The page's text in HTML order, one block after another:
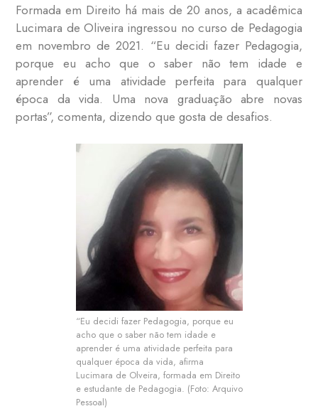
Formada em Direito há mais de 20 anos, a acadêmica
Lucimara de Oliveira ingressou no curso de Pedagogia
em novembro de 2021. “Eu decidi fazer Pedagogia,
porque eu acho que o saber não tem idade e
aprender é uma atividade perfeita para qualquer
época da vida. Uma nova graduação abre novas
portas”, comenta, dizendo que gosta de desafios.
“Eu decidi fazer Pedagogia, porque eu
acho que o saber não tem idade e
aprender é uma atividade perfeita para
qualquer época da vida, afirma
Lucimara de Olveira, formada em Direito
e estudante de Pedagogia. (Foto: Arquivo
Pessoal)